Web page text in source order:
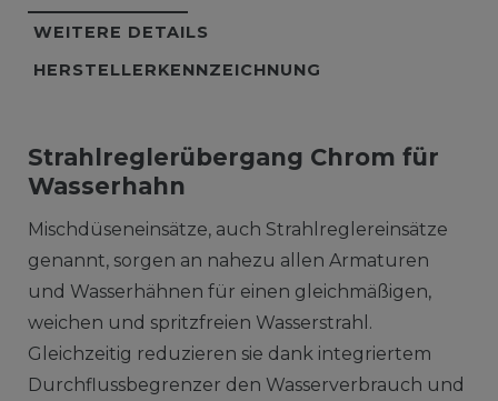
WEITERE DETAILS
HERSTELLERKENNZEICHNUNG
Strahlreglerübergang Chrom für
Wasserhahn
Mischdüseneinsätze, auch Strahlreglereinsätze
genannt, sorgen an nahezu allen Armaturen
und Wasserhähnen für einen gleichmäßigen,
weichen und spritzfreien Wasserstrahl.
Gleichzeitig reduzieren sie dank integriertem
Durchflussbegrenzer den Wasserverbrauch und